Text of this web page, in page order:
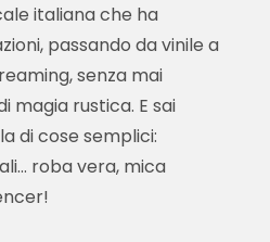
italiana che ha
passando da vinile a
senza mai
magia rustica. E sai
di cose semplici:
roba vera, mica